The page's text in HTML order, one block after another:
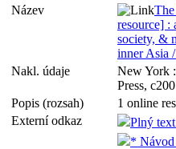
Název
The
resource] :
society, &
inner Asia
Nakl. údaje
New York
Press,
Popis (rozsah)
1 online
Externí odkaz
Plný
* Návod